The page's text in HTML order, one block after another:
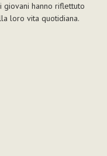
giovani hanno riflettuto
loro vita quotidiana.